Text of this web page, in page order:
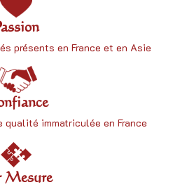
présents en France et en Asie
qualité immatriculée en France
Mesure